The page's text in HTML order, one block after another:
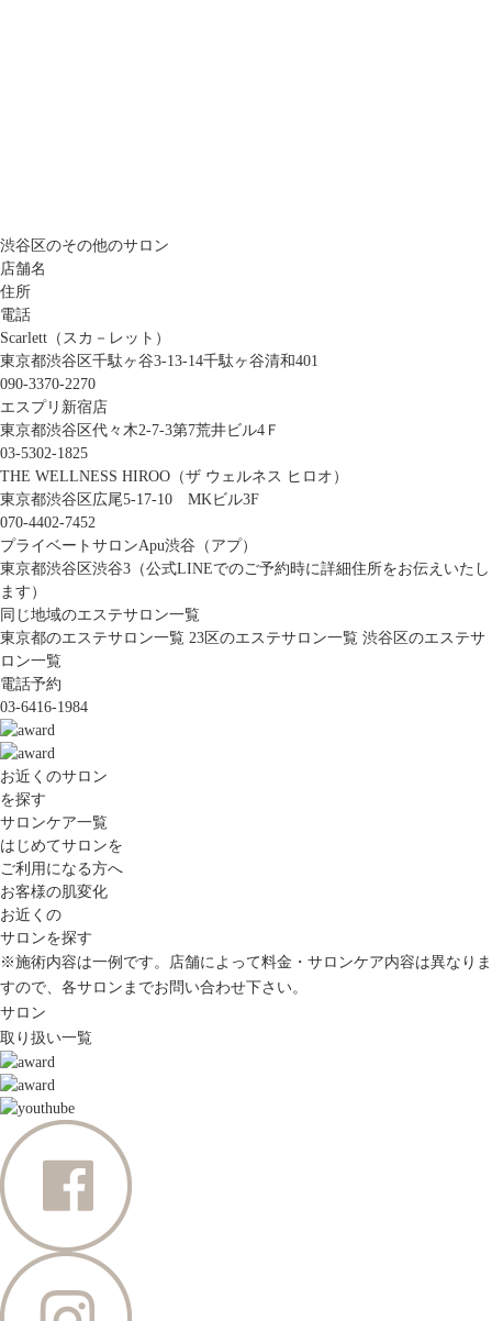
渋谷区のその他のサロン
店舗名
住所
電話
Scarlett（スカ－レット）
東京都渋谷区千駄ヶ谷3-13-14千駄ヶ谷清和401
090-3370-2270
エスプリ新宿店
東京都渋谷区代々木2-7-3第7荒井ビル4Ｆ
03-5302-1825
THE WELLNESS HIROO（ザ ウェルネス ヒロオ）
東京都渋谷区広尾5-17-10 MKビル3F
070-4402-7452
プライベートサロンApu渋谷（アプ）
東京都渋谷区渋谷3（公式LINEでのご予約時に詳細住所をお伝えいたし
ます）
同じ地域のエステサロン一覧
東京都のエステサロン一覧 23区のエステサロン一覧 渋谷区のエステサ
ロン一覧
電話予約
03-6416-1984
お近くのサロン
を探す
サロンケア一覧
はじめてサロンを
ご利用になる方へ
お客様の肌変化
お近くの
サロンを探す
※施術内容は一例です。店舗によって料金・サロンケア内容は異なりま
すので、各サロンまでお問い合わせ下さい。
サロン
取り扱い一覧